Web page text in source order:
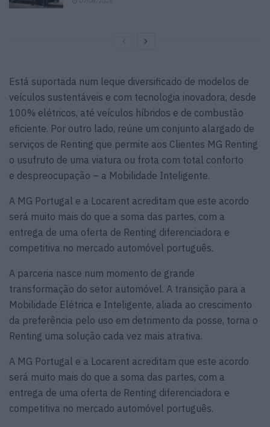
Está suportada num leque diversificado de modelos de
veículos sustentáveis e com tecnologia inovadora, desde
100% elétricos, até veículos híbridos e de combustão
eficiente. Por outro lado, reúne um conjunto alargado de
serviços de Renting que permite aos Clientes MG Renting
o usufruto de uma viatura ou frota com total conforto
e despreocupação – a Mobilidade Inteligente.
A MG Portugal e a Locarent acreditam que este acordo
será muito mais do que a soma das partes, com a
entrega de uma oferta de Renting diferenciadora e
competitiva no mercado automóvel português.
A parceria nasce num momento de grande
transformação do setor automóvel. A transição para a
Mobilidade Elétrica e Inteligente, aliada ao crescimento
da preferência pelo uso em detrimento da posse, torna o
Renting uma solução cada vez mais atrativa.
A MG Portugal e a Locarent acreditam que este acordo
será muito mais do que a soma das partes, com a
entrega de uma oferta de Renting diferenciadora e
competitiva no mercado automóvel português.